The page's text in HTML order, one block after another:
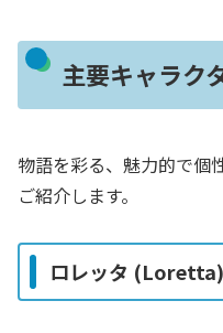
主要キャラク
物語を彩る、魅力的で個
ご紹介します。
ロレッタ